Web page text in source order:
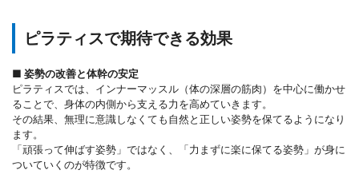
ピラティスで期待できる効果
■ 姿勢の改善と体幹の安定
ピラティスでは、インナーマッスル（体の深層の筋肉）を中心に働かせ
ることで、身体の内側から支える力を高めていきます。
その結果、無理に意識しなくても自然と正しい姿勢を保てるようになり
ます。
「頑張って伸ばす姿勢」ではなく、「力まずに楽に保てる姿勢」が身に
ついていくのが特徴です。